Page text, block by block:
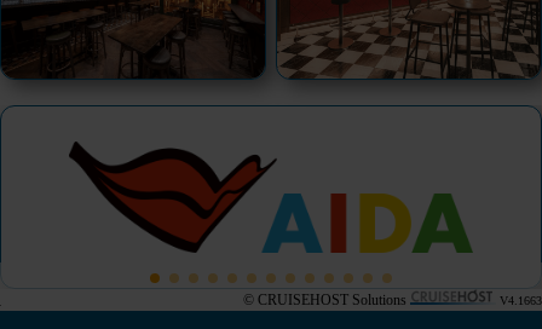
© CRUISEHOST Solutions V4.1663